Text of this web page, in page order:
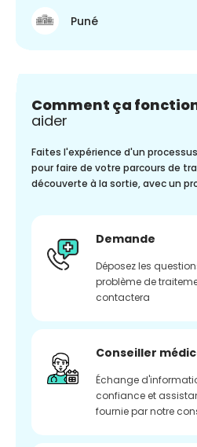
Puné
Comment ça
aider
Faites l'expérience d'un
pour faire de votre parcours de
découverte à la sortie, avec un
Demande
Déposez les
problème de
contactera
Conseiller
Échange
confiance et
fournie par notre